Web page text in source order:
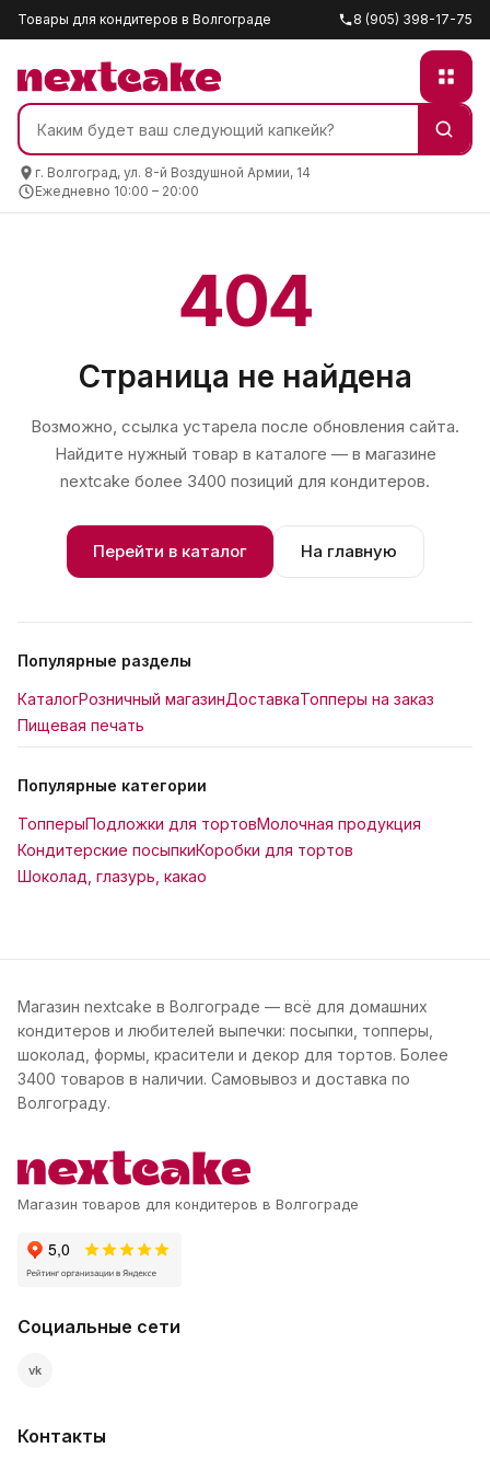
Товары для кондитеров в Волгограде 8 (905) 398-17-75
г. Волгоград, ул. 8-й Воздушной Армии, 14
Ежедневно 10:00 – 20:00
404
Страница не найдена
Возможно, ссылка устарела после обновления сайта.
Найдите нужный товар в каталоге — в магазине
nextcake более 3400 позиций для кондитеров.
Перейти в каталог На главную
Популярные разделы
КаталогРозничный магазинДоставкаТопперы на заказ
Пищевая печать
Популярные категории
ТопперыПодложки для тортовМолочная продукция
Кондитерские посыпкиКоробки для тортов
Шоколад, глазурь, какао
Магазин nextcake в Волгограде — всё для домашних
кондитеров и любителей выпечки: посыпки, топперы,
шоколад, формы, красители и декор для тортов. Более
3400 товаров в наличии. Самовывоз и доставка по
Волгограду.
Магазин товаров для кондитеров в Волгограде
Социальные сети
vk
Контакты